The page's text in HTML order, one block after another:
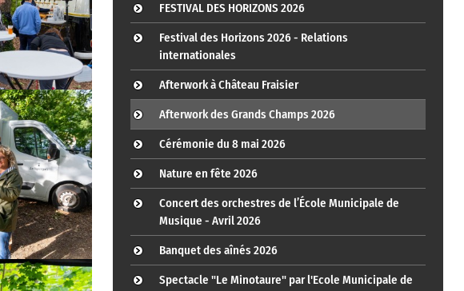
FESTIVAL DES HORIZONS 2026
Festival des Horizons 2026 - Relations
internationales
Afterwork à Château Fraisier
Afterwork des Grands Champs 2026
Cérémonie du 8 mai 2026
Nature en fête 2026
Concert des orchestres de l’École Municipale de
Musique - Avril 2026
Banquet des aînés 2026
Spectacle "Le Minotaure" par l'Ecole Municipale de